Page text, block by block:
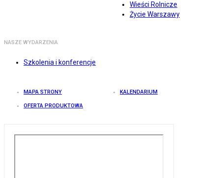
Wieści Rolnicze
Życie Warszawy
NASZE WYDARZENIA
Szkolenia i konferencje
MAPA STRONY KALENDARIUM
OFERTA PRODUKTOWA